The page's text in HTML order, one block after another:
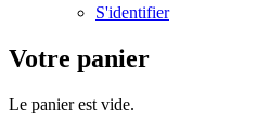
S'identifier
Votre panier
Le panier est vide.